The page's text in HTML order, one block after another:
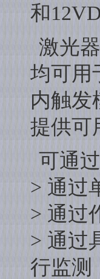
和
激光
均可用
内触发
提供可
可通
> 通过
> 通过
> 通过
行监测